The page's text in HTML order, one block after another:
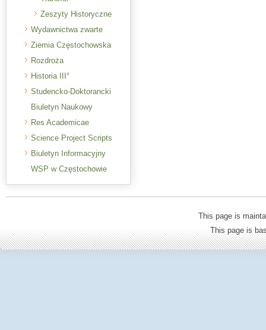
Zeszyty Historyczne
Wydawnictwa zwarte
Ziemia Częstochowska
Rozdroża
Historia III°
Studencko-Doktorancki
Biuletyn Naukowy
Res Academicae
Science Project Scripts
Biuletyn Informacyjny
WSP w Częstochowie
This page is
This page is